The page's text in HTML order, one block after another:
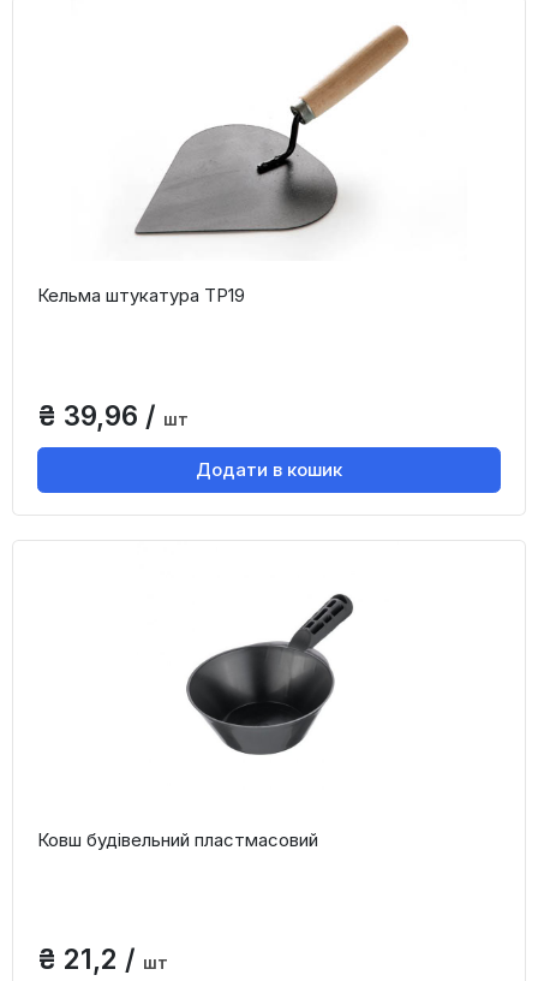
Кельма штукатура ТР19
₴ 39,96 / шт
Додати в кошик
Ковш будівельний пластмасовий
₴ 21,2 / шт